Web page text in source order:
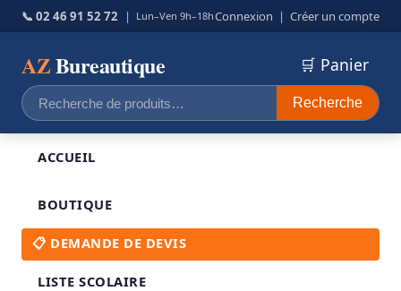
📞 02 46 91 52 72 | Lun–Ven 9h–18hConnexion | Créer un compte
AZBureautique
Recherche
pour :
Recherche
🛒 Panier
ACCUEIL
BOUTIQUE
📋 DEMANDE DE DEVIS
LISTE SCOLAIRE